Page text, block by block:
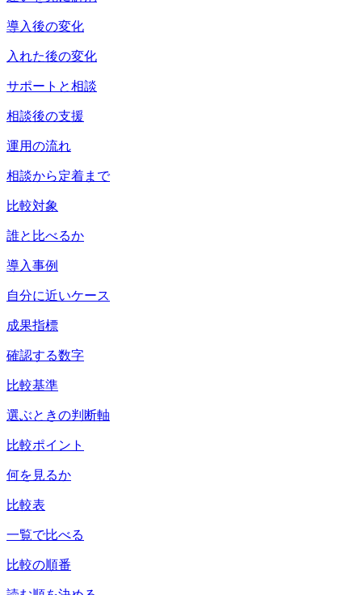
導入後の変化
入れた後の変化
サポートと相談
相談後の支援
運用の流れ
相談から定着まで
比較対象
誰と比べるか
導入事例
自分に近いケース
成果指標
確認する数字
比較基準
選ぶときの判断軸
比較ポイント
何を見るか
比較表
一覧で比べる
比較の順番